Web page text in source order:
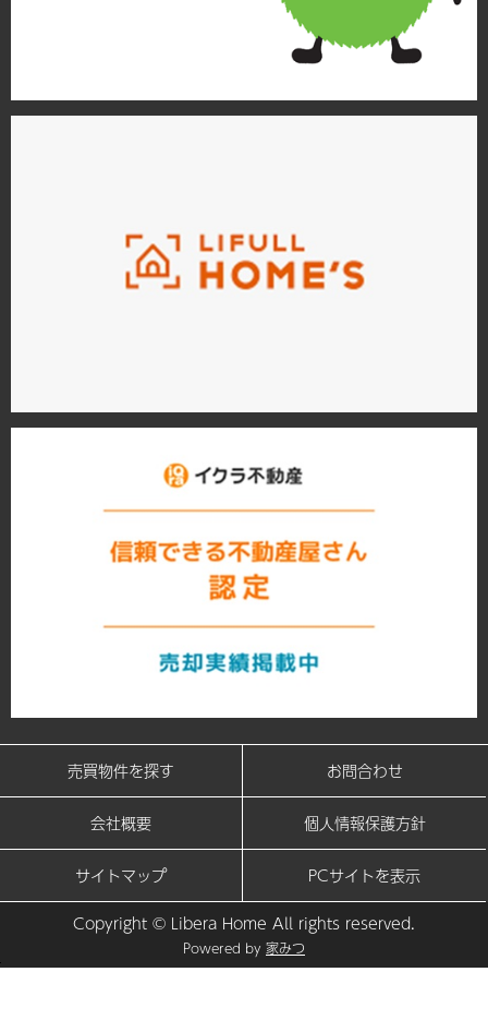
売買物件を探す お問合わせ
会社概要 個人情報保護方針
サイトマップ
PCサイトを表示
Copyright © Libera Home All rights reserved.
Powered by 家みつ